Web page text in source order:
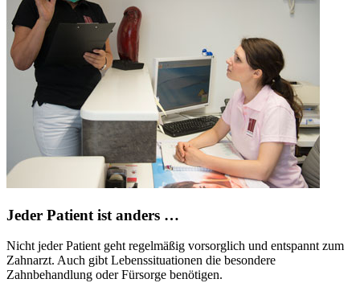
Jeder Patient ist anders …
Nicht jeder Patient geht regelmäßig vorsorglich und entspannt zum
Zahnarzt. Auch gibt Lebenssituationen die besondere
Zahnbehandlung oder Fürsorge benötigen.